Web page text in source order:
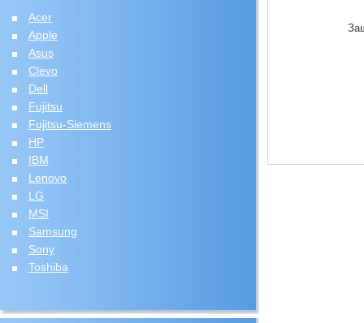
Acer
Apple
Asus
Clevo
Dell
Fujitsu
Fujitsu-Siemens
HP
IBM
Lenovo
LG
MSI
Samsung
Sony
Toshiba